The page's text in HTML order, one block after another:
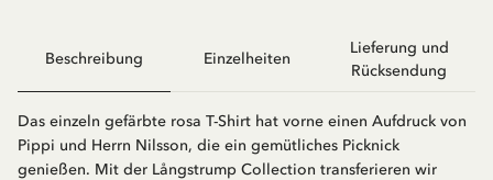
Beschreibung Einzelheiten
Lieferung und
Rücksendung
Das einzeln gefärbte rosa T-Shirt hat vorne einen Aufdruck von
Pippi und Herrn Nilsson, die ein gemütliches Picknick
genießen. Mit der Långstrump Collection transferieren wir